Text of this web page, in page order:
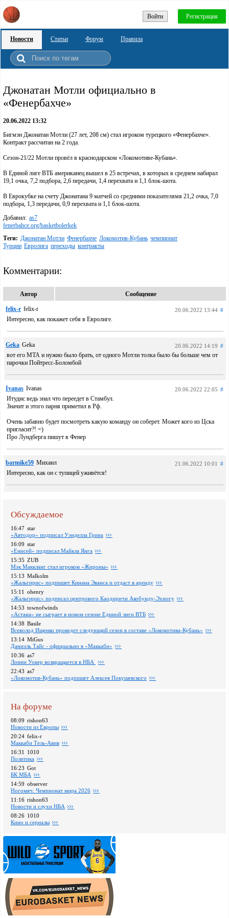
Войти Регистрация
Новости Статьи Форум Правила
Джонатан Мотли официально в
«Фенербахче»
20.06.2022 13:32
Бигмэн Джонатан Мотли (27 лет, 208 см) стал игроком турецкого «Фенербахче».
Контракт рассчитан на 2 года.
Сезон-21/22 Мотли провёл в краснодарском «Локомотиве-Кубань».
В Единой лиге ВТБ американец вышел в 25 встречах, в которых в среднем набирал
19,1 очка, 7,2 подбора, 2,6 передачи, 1,4 перехвата и 1,1 блок-шота.
В Еврокубке на счету Джонатана 9 матчей со средними показателямя 21,2 очка, 7,0
подбора, 1,3 передачи, 0,9 перехвата и 1,1 блок-шота.
Добавил: as7
fenerbahce.org/basketbolerkek
Теги: Джонатан Мотли Фенербахче Локомотив-Кубань чемпионат
Турции Евролига переходы контракты
Комментарии:
Автор Сообщение
felix-r felix-r 20.06.2022 13:44 #
Интересно, как покажет себя в Евролиге.
Geka Geka 20.06.2022 14:19 #
вот его МТА и нужно было брать, от одного Мотли толка было бы больше чем от
парочки Пойтресс-Боломбой
Ivanas Ivanas 20.06.2022 22:05 #
Итудис ведь знал что переедет в Стамбул.
Значит и этого парня приметил в Рф.
Очень забавно будет посмотреть какую команду он соберет. Может кого из Цска
пригласит?! =)
Про Лундберга пишут в Фенер
barmike59 Михаил 21.06.2022 10:01 #
Интересно, как он с тупицей уживётся!
Обсуждаемое
16:47 star
«Автодор» подписал Уэнделла Грина
16:09 star
«Енисей» подписал Майкла Янга
15:35 ZUB
Мэк Маккланг стал игроком «Жироны»
15:13 Malkolm
«Жальгирис» подпишет Кинана Эванса и отдаст в аренду
15:11 ohenry
«Жальгирис» подписал центрового Каодиричи Акобунду-Эхиогу
14:53 townofwinds
«Астана» не сыграет в новом сезоне Единой лиги ВТБ
14:38 Basile
Всеволод Ищенко проведет следующий сезон в составе «Локомотива-Кубань»
13:14 MiGus
Даниэль Тайс - официально в «Маккаби»
10:36 as7
Лонни Уокер возвращается в НБА
22:43 as7
«Локомотив-Кубань» подпишет Алексея Покушевского
На форуме
08:09 rishon63
Новости из Европы
20:24 felix-r
Маккаби Тель-Авив
16:31
1010
Политика
16:23 Got
БК МБА
14:59 observer
Ногомяч: Чемпионат мира 2026
11:16 rishon63
Новости и слухи НБА
08:26 1010
Кино и сериалы